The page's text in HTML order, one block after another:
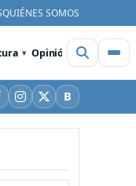
QUIÉNES SOMOS
Opinión Videos
Instagram
X BBluesky